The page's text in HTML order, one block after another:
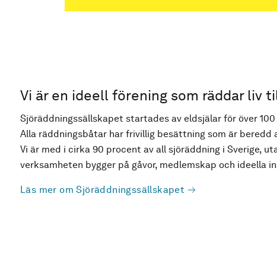
Vi är en ideell förening som räddar liv
Sjöräddningssällskapet startades av eldsjälar för över
Alla räddningsbåtar har frivillig besättning som är
Vi är med i cirka 90 procent av all sjöräddning i Sverige,
verksamheten bygger på gåvor, medlemskap och ideella
Läs mer om Sjöräddningssällskapet